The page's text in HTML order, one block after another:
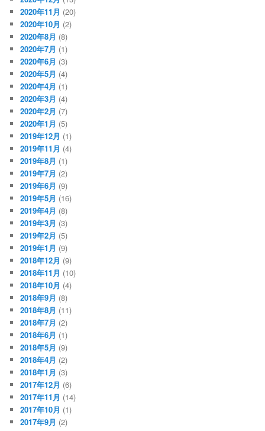
2020年11月 (20)
2020年10月 (2)
2020年8月 (8)
2020年7月 (1)
2020年6月 (3)
2020年5月 (4)
2020年4月 (1)
2020年3月 (4)
2020年2月 (7)
2020年1月 (5)
2019年12月 (1)
2019年11月 (4)
2019年8月 (1)
2019年7月 (2)
2019年6月 (9)
2019年5月 (16)
2019年4月 (8)
2019年3月 (3)
2019年2月 (5)
2019年1月 (9)
2018年12月 (9)
2018年11月 (10)
2018年10月 (4)
2018年9月 (8)
2018年8月 (11)
2018年7月 (2)
2018年6月 (1)
2018年5月 (9)
2018年4月 (2)
2018年1月 (3)
2017年12月 (6)
2017年11月 (14)
2017年10月 (1)
2017年9月 (2)